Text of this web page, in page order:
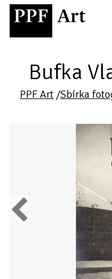
Bufka
PPF Art /Sbírka
Previous